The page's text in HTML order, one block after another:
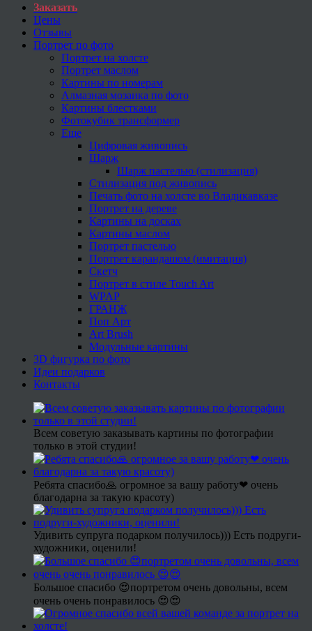
Заказать
Цены
Отзывы
Портрет по фото
Портрет на холсте
Портрет маслом
Картины по номерам
Алмазная мозаика по фото
Картины блестками
Фотокубик трансформер
Еще
Цифровая живопись
Шарж
Шарж пастелью (стилизация)
Стилизация под живопись
Печать фото на холсте во Владикавказе
Портрет на дереве
Картины на досках
Картины маслом
Портрет пастелью
Портрет карандашом (имитация)
Скетч
Портрет в стиле Touch Art
WPAP
ГРАНЖ
Поп Арт
Art Brush
Модульные картины
3D фигурка по фото
Идеи подарков
Контакты
Всем советую заказывать картины по фотографии
только в этой студии!
Ребята спасибо🙏 огромное за вашу работу❤ очень
благодарна за такую красоту)
Удивить супруга подарком получилось))) Есть подруги-
художники, оценили!
Большое спасибо 😍портретом очень довольны, всем
очень очень понравилось 😍😍